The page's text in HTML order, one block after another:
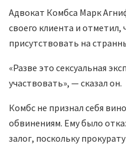
Адвокат Комбса Марк
своего клиента и
присутствовать на
«Разве это сексуальная
участвовать», — сказал он.
Комбс не признал себя
обвинениям. Ему было
залог, поскольку